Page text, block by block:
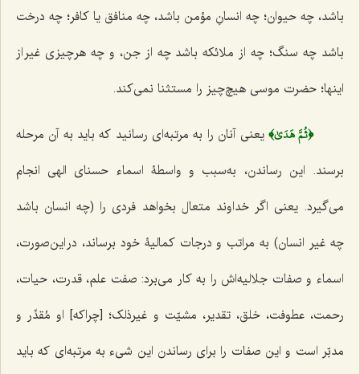
باشد، چه حیوان؛ چه انسانِ مؤمن باشد، چه منافق یا کافر؛ چه درخت
باشد چه سنگ؛ چه از ملائکه باشد چه از جن، و چه هرچیزی غیر از
اینها؛ حضرت موسی هیچ‌چیز را مستثنا نمی‌کند.
﴿ثُمَّ هَدَىٰ﴾ یعنی آنان را به مرتبه‌ای رسانید که باید به آن مرحله
برسند. این رساندن، به‌سبب و واسطۀ اسماء حسنای الهی انجام
می‌گیرد. یعنی اگر خداوند متعال بخواهد فردی را (چه انسان باشد
چه غیر انسان) به مراتب و درجات کمالیۀ خود برساند، در این‌صورت،
اسماء و صفات جلالیه‌اش را به کار می‌برد: صفت علم، قدرت، حیات،
رحمت، عطوفت، خلق، تقدیر، مشیّت و غیرذلک؛ [چراکه] او مُقدِّر و
مدبّر است و این صفات را برای رساندن این شیء به مرتبه‌ای که باید